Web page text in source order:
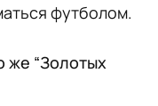
футболом.
же “Золотых